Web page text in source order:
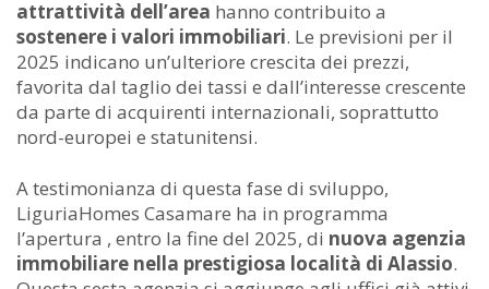
attrattività dell’area hanno contribuito a
sostenere i valori immobiliari. Le previsioni per il
2025 indicano un’ulteriore crescita dei prezzi,
favorita dal taglio dei tassi e dall’interesse crescente
da parte di acquirenti internazionali, soprattutto
nord-europei e statunitensi.
A testimonianza di questa fase di sviluppo,
LiguriaHomes Casamare ha in programma
l’apertura , entro la fine del 2025, di nuova agenzia
immobiliare nella prestigiosa località di Alassio.